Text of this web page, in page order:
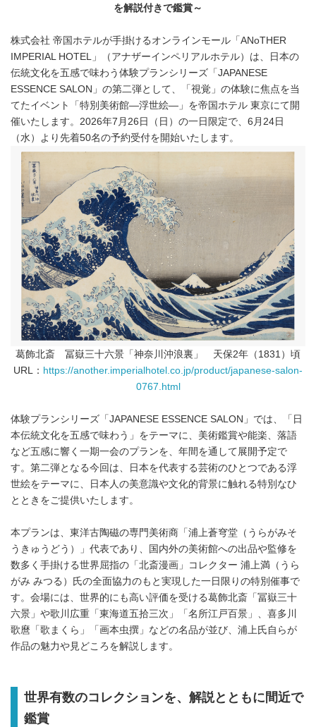
を解説付きで鑑賞～
株式会社 帝国ホテルが手掛けるオンラインモール「ANoTHER
IMPERIAL HOTEL」（アナザーインペリアルホテル）は、日本の
伝統文化を五感で味わう体験プランシリーズ「JAPANESE
ESSENCE SALON」の第二弾として、「視覚」の体験に焦点を当
てたイベント「特別美術館―浮世絵―」を帝国ホテル 東京にて開
催いたします。2026年7月26日（日）の一日限定で、6月24日
（水）より先着50名の予約受付を開始いたします。
葛飾北斎 冨嶽三十六景「神奈川沖浪裏」 天保2年（1831）頃
URL： https://another.imperialhotel.co.jp/product/japanese-salon-
0767.html
体験プランシリーズ「JAPANESE ESSENCE SALON」では、「日
本伝統文化を五感で味わう」をテーマに、美術鑑賞や能楽、落語
など五感に響く一期一会のプランを、年間を通して展開予定で
す。第二弾となる今回は、日本を代表する芸術のひとつである浮
世絵をテーマに、日本人の美意識や文化的背景に触れる特別なひ
とときをご提供いたします。
本プランは、東洋古陶磁の専門美術商「浦上蒼穹堂（うらがみそ
うきゅうどう）」代表であり、国内外の美術館への出品や監修を
数多く手掛ける世界屈指の「北斎漫画」コレクター 浦上満（うら
がみ みつる）氏の全面協力のもと実現した一日限りの特別催事で
す。会場には、世界的にも高い評価を受ける葛飾北斎「冨嶽三十
六景」や歌川広重「東海道五拾三次」「名所江戸百景」、喜多川
歌麿「歌まくら」「画本虫撰」などの名品が並び、浦上氏自らが
作品の魅力や見どころを解説します。
世界有数のコレクションを、解説とともに間近で
鑑賞